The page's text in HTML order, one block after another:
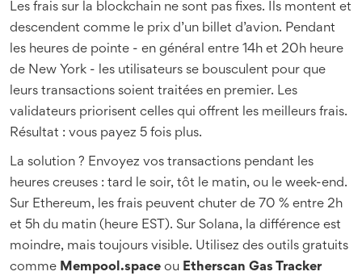
Les frais sur la blockchain ne sont pas fixes. Ils montent et
descendent comme le prix d’un billet d’avion. Pendant
les heures de pointe - en général entre 14h et 20h heure
de New York - les utilisateurs se bousculent pour que
leurs transactions soient traitées en premier. Les
validateurs priorisent celles qui offrent les meilleurs frais.
Résultat : vous payez 5 fois plus.
La solution ? Envoyez vos transactions pendant les
heures creuses : tard le soir, tôt le matin, ou le week-end.
Sur Ethereum, les frais peuvent chuter de 70 % entre 2h
et 5h du matin (heure EST). Sur Solana, la différence est
moindre, mais toujours visible. Utilisez des outils gratuits
comme Mempool.space ou Etherscan Gas Tracker